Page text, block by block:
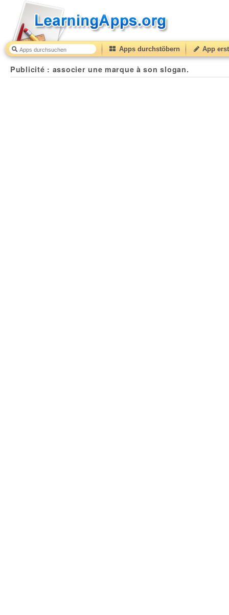
Apps durchstöbern App
Publicité : associer une marque à son slogan.